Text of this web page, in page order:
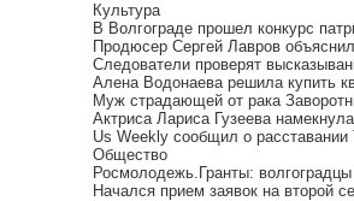
Культура
В Волгограде прошел конкурс
Продюсер Сергей Лавров
Следователи проверят
Алена Водонаева решила купить
Муж страдающей от рака
Актриса Лариса Гузеева
Us Weekly сообщил о
Общество
Росмолодежь.Гранты:
Начался прием заявок на второй